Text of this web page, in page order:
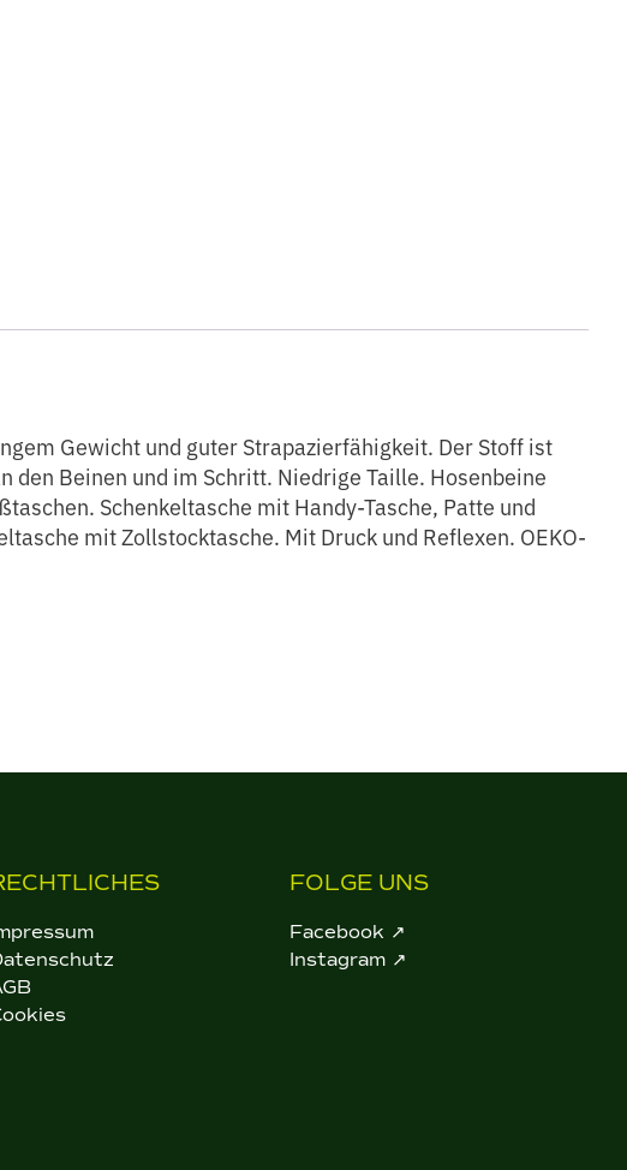
Gewicht und guter Strapazierfähigkeit. Der Stoff ist
den Beinen und im Schritt. Niedrige Taille. Hosenbeine
Schenkeltasche mit Handy-Tasche, Patte und
mit Zollstocktasche. Mit Druck und Reflexen. OEKO-
FOLGE UNS
Facebook ↗
Instagram ↗